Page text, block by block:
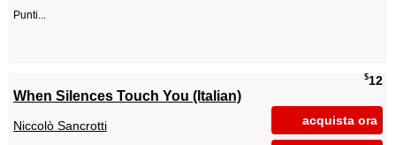
Punti...
$12
acquista ora
When Silences Touch You (Italian)
Niccolò Sancrotti